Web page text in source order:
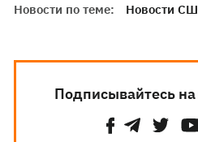
Новости по теме: Новости
Подписывайтесь на